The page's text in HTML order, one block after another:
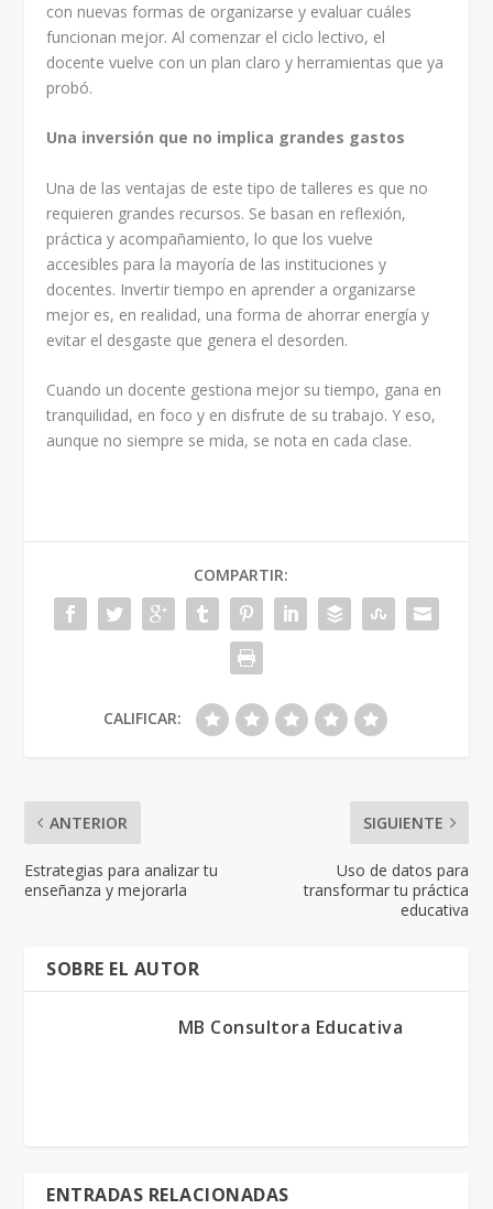
con nuevas formas de organizarse y evaluar cuáles
funcionan mejor. Al comenzar el ciclo lectivo, el
docente vuelve con un plan claro y herramientas que ya
probó.
Una inversión que no implica grandes gastos
Una de las ventajas de este tipo de talleres es que no
requieren grandes recursos. Se basan en reflexión,
práctica y acompañamiento, lo que los vuelve
accesibles para la mayoría de las instituciones y
docentes. Invertir tiempo en aprender a organizarse
mejor es, en realidad, una forma de ahorrar energía y
evitar el desgaste que genera el desorden.
Cuando un docente gestiona mejor su tiempo, gana en
tranquilidad, en foco y en disfrute de su trabajo. Y eso,
aunque no siempre se mida, se nota en cada clase.
COMPARTIR:
CALIFICAR:
ANTERIOR
Estrategias para analizar tu
enseñanza y mejorarla
SIGUIENTE
Uso de datos para
transformar tu práctica
educativa
SOBRE EL AUTOR
MB Consultora Educativa
ENTRADAS RELACIONADAS